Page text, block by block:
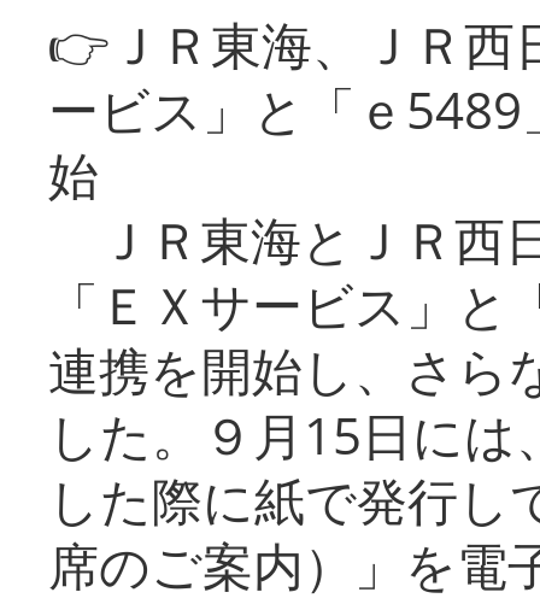
👉ＪＲ東海、ＪＲ
ービス」と「ｅ
始
ＪＲ東海とＪＲ西
「ＥＸサービス」
連携を開始し、さら
した。９月15日に
した際に紙で発行し
席のご案内）」を電